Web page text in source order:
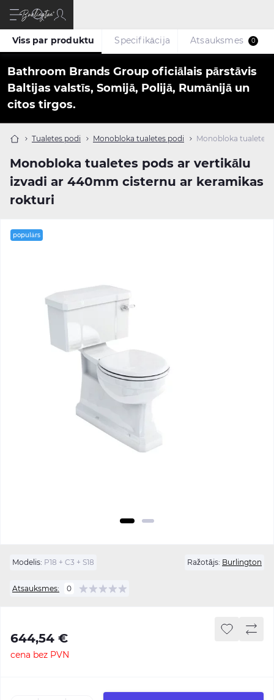
Bathroom Brands Group oficiālais pārstāvis
Baltijas valstīs, Somijā, Polijā, Rumānijā un
citos tirgos.
Tualetes podi Monobloka tualetes podi Monobloka tualetes
Monobloka tualetes pods ar vertikālu
izvadi ar 440mm cisternu ar keramikas
rokturi
Viss par produktu Specifikācija Atsauksmes 0
populārs
Modelis: P18 + C3 + S18 Ražotājs: Burlington
Atsauksmes: 0
644,54 €
cena bez PVN